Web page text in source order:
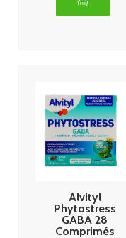
Alvityl
Phytostress
GABA 28
Comprimés